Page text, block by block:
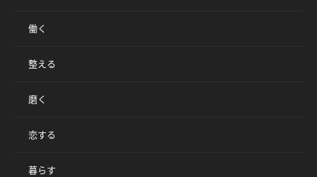
働く
整える
磨く
恋する
暮らす